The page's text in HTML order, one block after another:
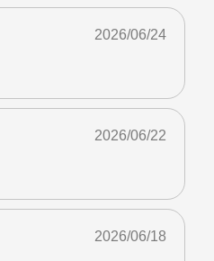
2026/06/24
2026/06/22
2026/06/18